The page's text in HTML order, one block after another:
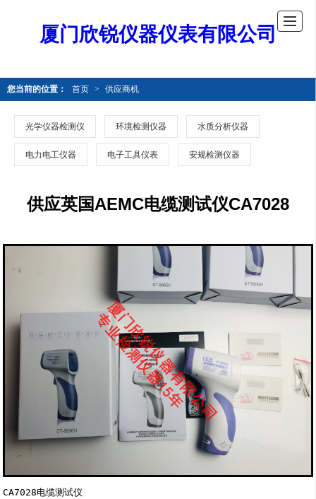
厦门欣锐仪器仪表有限公司
您当前的位置： 首页 > 供应商机
光学仪器检测仪 环境检测仪器 水质分析仪器
电力电工仪器 电子工具仪表 安规检测仪器
供应英国AEMC电缆测试仪CA7028
CA7028电缆测试仪